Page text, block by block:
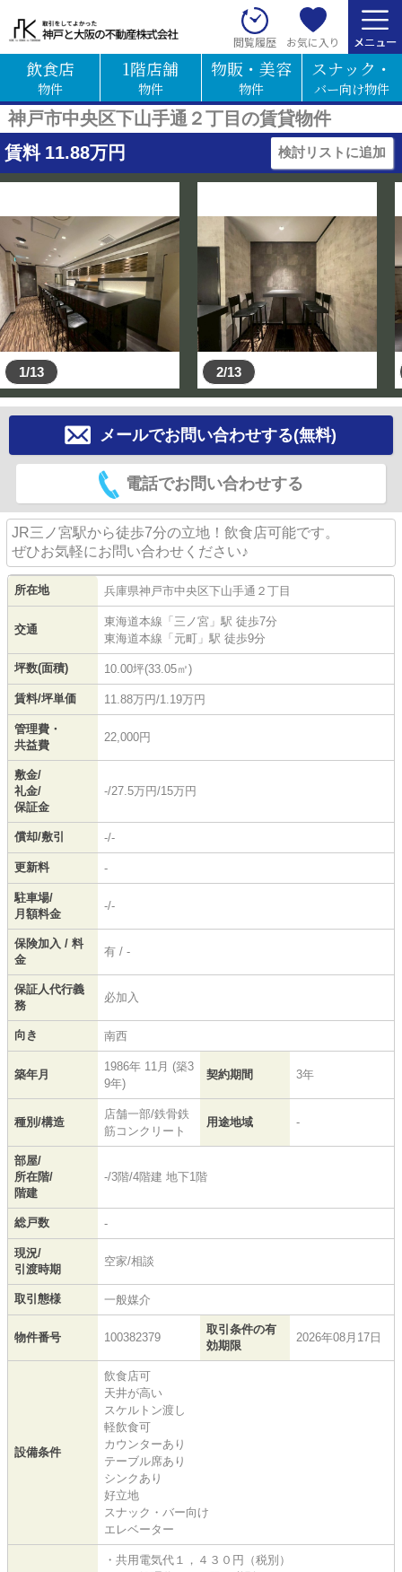
閲覧履歴 お気に入り
飲食店
物件
1階店舗
物件
物販・美容
物件
スナック・
バー向け物件
神戸市中央区下山手通２丁目の賃貸物件
賃料 11.88万円 検討リストに追加
1/13 2/13
メールでお問い合わせする(無料)
電話でお問い合わせする
JR三ノ宮駅から徒歩7分の立地！飲食店可能です。
ぜひお気軽にお問い合わせください♪
所在地 兵庫県神戸市中央区下山手通 ２丁目
交通
東海道本線 「 三ノ宮 」駅 徒歩7分
東海道本線 「 元町 」駅 徒歩9分
坪数(面積) 10.00坪(33.05㎡)
賃料/坪単価 11.88万円/1.19万円
管理費・
共益費
22,000円
敷金/
礼金/
保証金
-/27.5万円/15万円
償却/敷引 -/-
更新料 -
駐車場/
月額料金
-/-
保険加入 / 料
金
有 / -
保証人代行義
務
必加入
向き 南西
築年月
1986年 11月 (築3
9年)
契約期間 3年
種別/構造
店舗一部/鉄骨鉄
筋コンクリート
用途地域 -
部屋/
所在階/
階建
-/3階/4階建 地下1階
総戸数 -
現況/
引渡時期
空家/相談
取引態様 一般媒介
物件番号 100382379
取引条件の有
効期限
2026年08月17日
設備条件
飲食店可
天井が高い
スケルトン渡し
軽飲食可
カウンターあり
テーブル席あり
シンクあり
好立地
スナック・バー向け
エレベーター
・共用電気代１，４３０円（税別）